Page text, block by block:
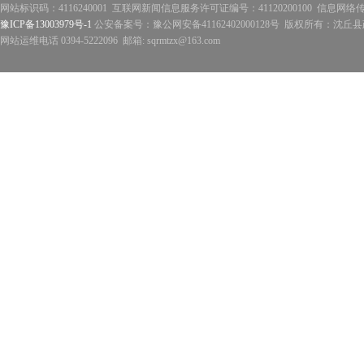
网站标识码：4116240001 互联网新闻信息服务许可证编号：41120200100 信息网络
豫ICP备13003979号-1 公安备案号：豫公网安备41162402000128号 版权所有：沈丘
网站运维电话 0394-5222096 邮箱: sqrmtzx@163.com